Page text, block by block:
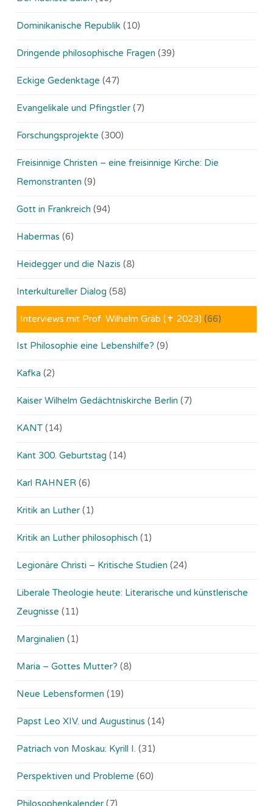
Dominikanische Republik (10)
Dringende philosophische Fragen (39)
Eckige Gedenktage (47)
Evangelikale und Pfingstler (7)
Forschungsprojekte (300)
Freisinnige Christen – eine freisinnige Kirche: Die
Remonstranten (9)
Gott in Frankreich (94)
Habermas (6)
Heidegger und die Nazis (8)
Interkultureller Dialog (58)
Interviews mit Prof. Wilhelm Gräb (✝ 2023) (66)
Ist Philosophie eine Lebenshilfe? (9)
Kafka (2)
Kaiser Wilhelm Gedächtniskirche Berlin (7)
KANT (14)
Kant 300. Geburtstag (14)
Karl RAHNER (6)
Kritik an Luther (1)
Kritik an Luther philosophisch (1)
Legionäre Christi – Kritische Studien (24)
Liberale Theologie heute: Literarische und künstlerische
Zeugnisse (11)
Marginalien (1)
Maria – Gottes Mutter? (8)
Neue Lebensformen (19)
Papst Leo XIV. und Augustinus (14)
Patriach von Moskau: Kyrill I. (31)
Perspektiven und Probleme (60)
Philosophenkalender (7)